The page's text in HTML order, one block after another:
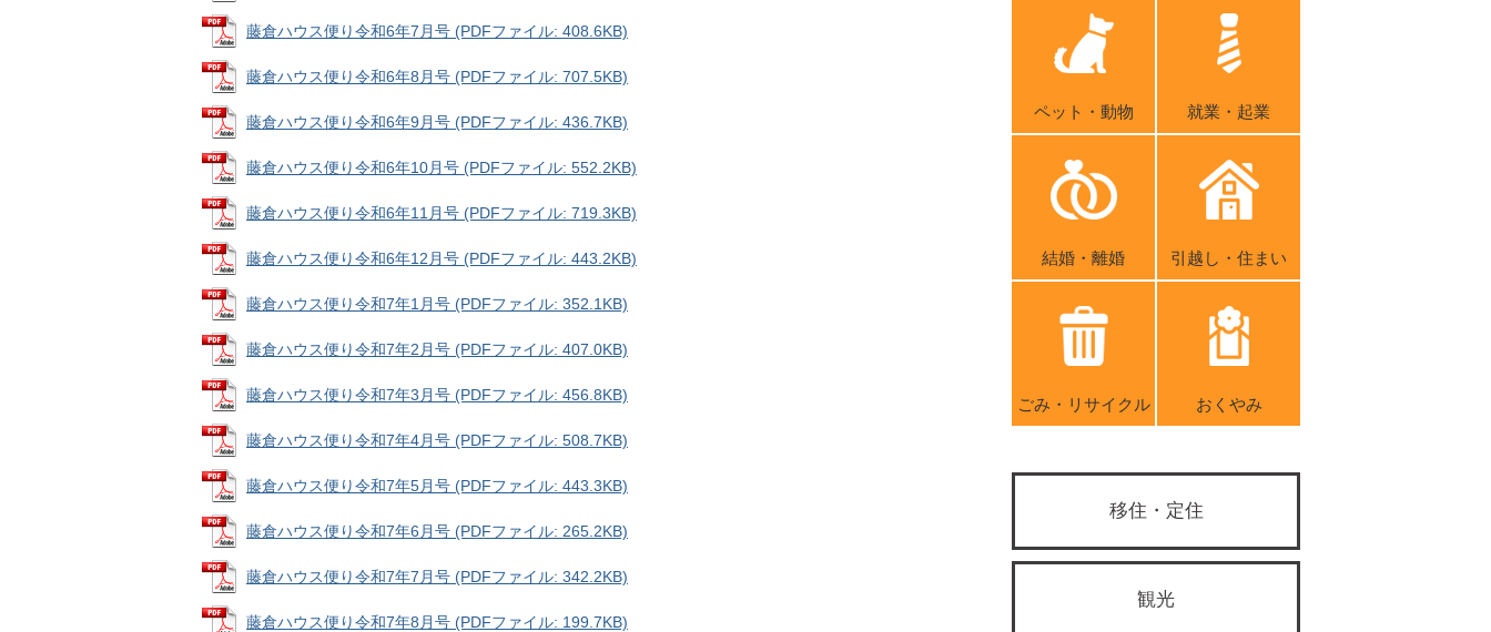
藤倉ハウス便り令和6年7月号 (PDFファイル: 408.6KB)
藤倉ハウス便り令和6年8月号 (PDFファイル: 707.5KB)
藤倉ハウス便り令和6年9月号 (PDFファイル: 436.7KB)
藤倉ハウス便り令和6年10月号 (PDFファイル: 552.2KB)
藤倉ハウス便り令和6年11月号 (PDFファイル: 719.3KB)
藤倉ハウス便り令和6年12月号 (PDFファイル: 443.2KB)
藤倉ハウス便り令和7年1月号 (PDFファイル: 352.1KB)
藤倉ハウス便り令和7年2月号 (PDFファイル: 407.0KB)
藤倉ハウス便り令和7年3月号 (PDFファイル: 456.8KB)
藤倉ハウス便り令和7年4月号 (PDFファイル: 508.7KB)
藤倉ハウス便り令和7年5月号 (PDFファイル: 443.3KB)
藤倉ハウス便り令和7年6月号 (PDFファイル: 265.2KB)
藤倉ハウス便り令和7年7月号 (PDFファイル: 342.2KB)
藤倉ハウス便り令和7年8月号 (PDFファイル: 199.7KB)
ペット・動物 就業・起業
結婚・離婚 引越し・住まい
ごみ・リサイクル おくやみ
移住・定住
観光